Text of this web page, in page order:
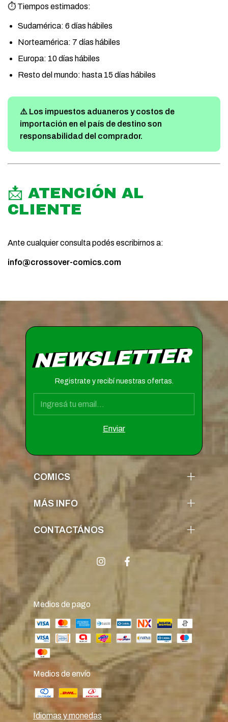
⏱️ Tiempos estimados:
Sudamérica: 6 días hábiles
Norteamérica: 7 días hábiles
Europa: 10 días hábiles
Resto del mundo: hasta 15 días hábiles
⚠️ Los impuestos aduaneros y costos de
importación en el país de destino son
responsabilidad del comprador.
📩 ATENCIÓN AL
CLIENTE
Ante cualquier consulta podés escribirnos a:
info@crossover-comics.com
NEWSLETTER
Registrate y recibí nuestras ofertas.
COMICS
MÁS INFO
CONTACTÁNOS
Medios de pago
Medios de envío
Idiomas y monedas